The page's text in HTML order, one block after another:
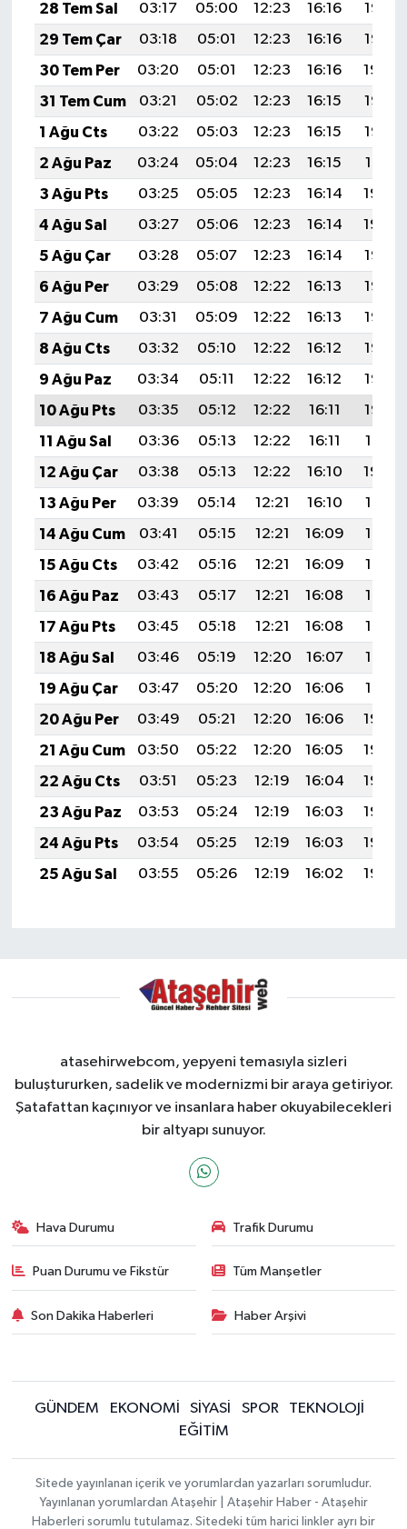
28 Tem Sal
03:17 05:00 12:23 16:16
19:36
29 Tem Çar
03:18 05:01 12:23 16:16
19:35
30 Tem Per
03:20 05:01 12:23 16:16
19:34
31 Tem Cum
03:21 05:02 12:23 16:15
19:33
1 Ağu Cts
03:22 05:03 12:23 16:15
19:32
2 Ağu Paz
03:24 05:04 12:23 16:15
19:31
3 Ağu Pts
03:25 05:05 12:23 16:14
19:30
4 Ağu Sal
03:27 05:06 12:23 16:14
19:29
5 Ağu Çar
03:28 05:07 12:23 16:14
19:28
6 Ağu Per
03:29 05:08 12:22 16:13
19:27
7 Ağu Cum
03:31 05:09 12:22 16:13
19:26
8 Ağu Cts
03:32 05:10 12:22 16:12
19:25
9 Ağu Paz
03:34 05:11 12:22 16:12
19:23
10 Ağu Pts
03:35 05:12 12:22 16:11
19:22
11 Ağu Sal
03:36 05:13 12:22 16:11
19:21
12 Ağu Çar
03:38 05:13 12:22 16:10
19:20
13 Ağu Per
03:39 05:14 12:21 16:10
19:18
14 Ağu Cum
03:41 05:15 12:21 16:09
19:17
15 Ağu Cts
03:42 05:16 12:21 16:09
19:16
16 Ağu Paz
03:43 05:17 12:21 16:08
19:14
17 Ağu Pts
03:45 05:18 12:21 16:08
19:13
18 Ağu Sal
03:46 05:19 12:20 16:07
19:12
19 Ağu Çar
03:47 05:20 12:20 16:06
19:10
20 Ağu Per
03:49 05:21 12:20 16:06
19:09
21 Ağu Cum
03:50 05:22 12:20 16:05
19:08
22 Ağu Cts
03:51 05:23 12:19 16:04
19:06
23 Ağu Paz
03:53 05:24 12:19 16:03
19:05
24 Ağu Pts
03:54 05:25 12:19 16:03
19:03
25 Ağu Sal
03:55 05:26 12:19 16:02 19:02
atasehirwebcom, yepyeni temasıyla sizleri
buluştururken, sadelik ve modernizmi bir araya getiriyor.
Şatafattan kaçınıyor ve insanlara haber okuyabilecekleri
bir altyapı sunuyor.
Hava Durumu Trafik Durumu
Puan Durumu ve Fikstür Tüm Manşetler
Son Dakika Haberleri Haber Arşivi
GÜNDEM EKONOMİ SİYASİ SPOR
TEKNOLOJİ
EĞİTİM
Sitede yayınlanan içerik ve yorumlardan yazarları sorumludur.
Yayınlanan yorumlardan Ataşehir | Ataşehir Haber - Ataşehir
Haberleri sorumlu tutulamaz. Sitedeki tüm harici linkler ayrı bir